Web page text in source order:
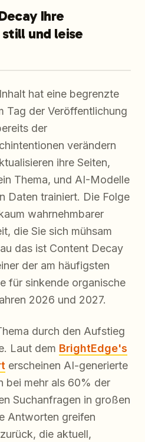
Ihre
und leise
hat eine begrenzte
Tag der Veröffentlichung
der
verändern
ihre Seiten,
Thema, und AI-Modelle
Daten trainiert. Die Folge
wahrnehmbarer
die Sie sich mühsam
das ist Content Decay
der am häufigsten
für sinkende organische
2026 und 2027.
durch den Aufstieg
Laut dem BrightEdge's
erscheinen AI-generierte
bei mehr als 60% der
Suchanfragen in großen
Antworten greifen
die aktuell,